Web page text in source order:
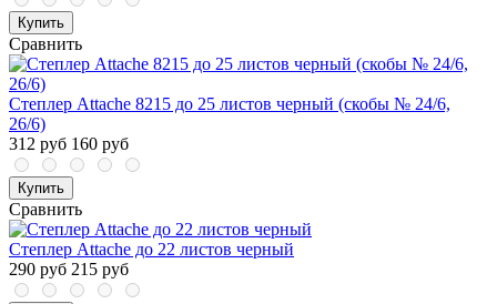
Купить
Сравнить
Степлер Attache 8215 до 25 листов черный (скобы № 24/6,
26/6)
312 руб 160 руб
Купить
Сравнить
Степлер Attache до 22 листов черный
290 руб 215 руб